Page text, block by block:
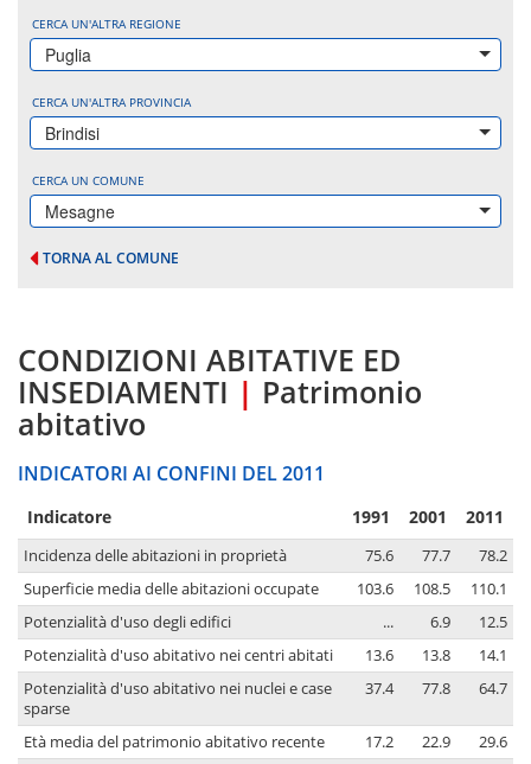
CERCA UN'ALTRA REGIONE
Puglia
CERCA UN'ALTRA PROVINCIA
Brindisi
CERCA UN COMUNE
Mesagne
TORNA AL COMUNE
CONDIZIONI ABITATIVE ED
INSEDIAMENTI | Patrimonio
abitativo
INDICATORI AI CONFINI DEL 2011
Indicatore 1991 2001 2011
Incidenza delle abitazioni in proprietà 75.6 77.7
78.2
Superficie media delle abitazioni occupate
103.6 108.5
110.1
Potenzialità d'uso degli edifici
... 6.9
12.5
Potenzialità d'uso abitativo nei centri abitati
13.6 13.8
14.1
Potenzialità d'uso abitativo nei nuclei e case
sparse
37.4 77.8 64.7
Età media del patrimonio abitativo recente 17.2 22.9
29.6